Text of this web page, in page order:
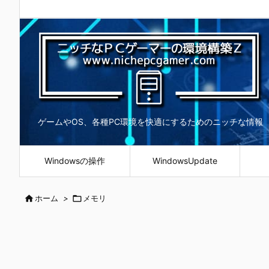
ゲームやOS、各種PC環境を快適にするためのニッチな情報
Windowsの操作 WindowsUpdate
ホーム >  メモリ